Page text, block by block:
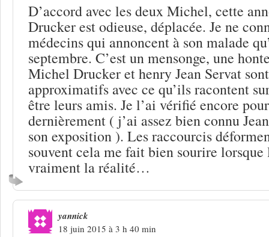
D’accord avec les deux Michel, cette
Drucker est odieuse, déplacée. Je ne
médecins qui annoncent à son malade
septembre. C’est un mensonge, une
Michel Drucker et henry Jean Servat
approximatifs avec ce qu’ils racontent
être leurs amis. Je l’ai vérifié encore
dernièrement ( j’ai assez bien connu
son exposition ). Les raccourcis
souvent cela me fait bien sourire lorsque
vraiment la réalité…
yannick
18 juin 2015 à 3 h 40 min